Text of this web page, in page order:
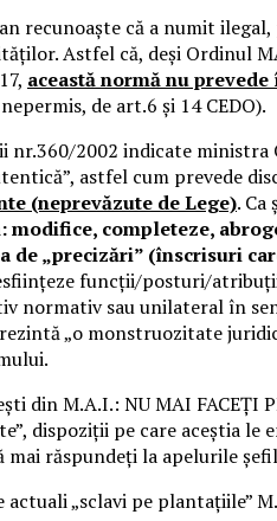
recunoaște că a numit
Astfel că, deși Ordinul
această normă nu
de art.6 și 14 CEDO).
nr.360/2002 indicate
astfel cum prevede
(neprevăzute de Lege).
modifice, completeze,
de „precizări” (înscrisuri
funcții/posturi/
normativ sau unilateral în
„o monstruozitate
din M.A.I.: NU MAI FACEȚI
dispoziții pe care aceștia
mai răspundeți la apelurile
„sclavi pe plantațiile”